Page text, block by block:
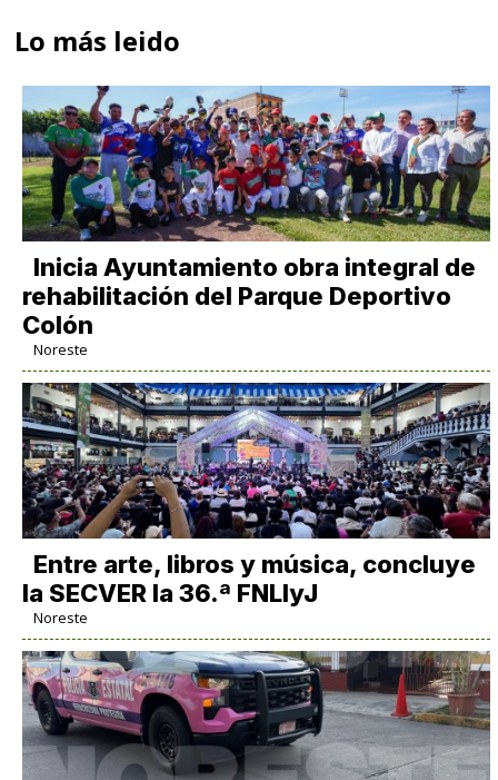
Lo más leido
Inicia Ayuntamiento obra integral de
rehabilitación del Parque Deportivo
Colón
Noreste
Entre arte, libros y música, concluye
la SECVER la 36.ª FNLIyJ
Noreste